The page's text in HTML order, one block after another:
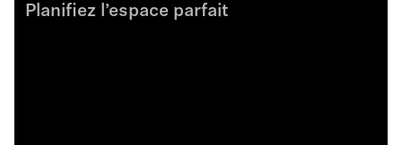
Planifiez l’espace parfait